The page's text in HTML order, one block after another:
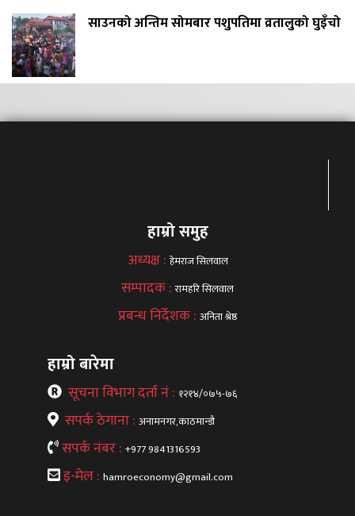
साउनको अन्तिम सोमबार पशुपतिमा व्रतालुको घुइँचो
हाम्रो समुह
अध्यक्ष : हेमराज सिलवाल
सम्पादक :रामहरि सिलवाल
प्रबन्ध निर्देशक : अनिता श्रेष्ठ
हाम्रो बारेमा
सूचना विभाग दर्ता नं : १२१४/०७५-७६
सपर्क ठेगाना : अनामनगर,काठमान्डौ
सपर्क नंबर : +977 9841316593
इ-मेल : hamroeconomy@gmail.com